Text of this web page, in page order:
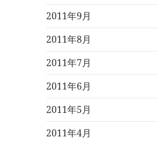
2011年9月
2011年8月
2011年7月
2011年6月
2011年5月
2011年4月